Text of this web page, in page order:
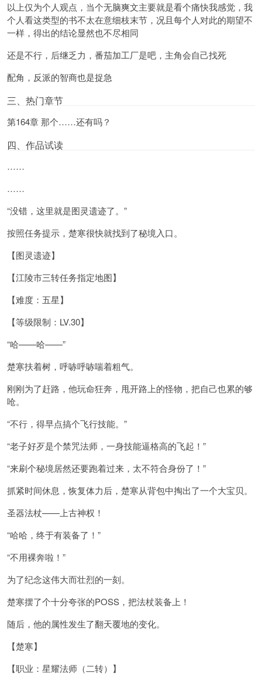
以上仅为个人观点，当个无脑爽文主要就是看个痛快我感觉，我
个人看这类型的书不太在意细枝末节，况且每个人对此的期望不
一样，得出的结论显然也不尽相同
还是不行，后继乏力，番茄加工厂是吧，主角会自己找死
配角，反派的智商也是捉急
三、热门章节
第164章 那个……还有吗？
四、作品试读
……
……
“没错，这里就是图灵遗迹了。”
按照任务提示，楚寒很快就找到了秘境入口。
【图灵遗迹】
【江陵市三转任务指定地图】
【难度：五星】
【等级限制：LV.30】
“哈——哈——”
楚寒扶着树，呼哧呼哧喘着粗气。
刚刚为了赶路，他玩命狂奔，甩开路上的怪物，把自己也累的够
呛。
“不行，得早点搞个飞行技能。”
“老子好歹是个禁咒法师，一身技能逼格高的飞起！”
“来刷个秘境居然还要跑着过来，太不符合身份了！”
抓紧时间休息，恢复体力后，楚寒从背包中掏出了一个大宝贝。
圣器法杖——上古神权！
“哈哈，终于有装备了！”
“不用裸奔啦！”
为了纪念这伟大而壮烈的一刻。
楚寒摆了个十分夸张的POSS，把法杖装备上！
随后，他的属性发生了翻天覆地的变化。
【楚寒】
【职业：星耀法师（二转）】